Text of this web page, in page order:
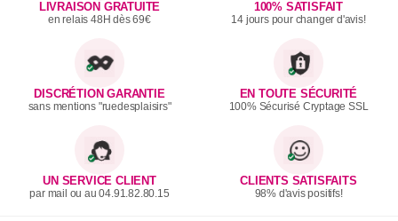
LIVRAISON GRATUITE
en relais 48H dès 69€
100% SATISFAIT
14 jours pour changer d'avis!
DISCRÉTION GARANTIE
sans mentions "ruedesplaisirs"
EN TOUTE SÉCURITÉ
100% Sécurisé Cryptage SSL
UN SERVICE CLIENT
par mail ou au 04.91.82.80.15
CLIENTS SATISFAITS
98% d'avis positifs!